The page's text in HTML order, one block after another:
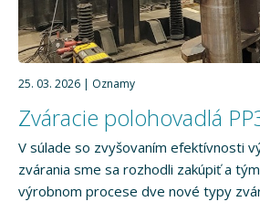
25. 03. 2026 Oznamy
Zváracie polohovadlá
V súlade so zvyšovaním efektívnosti
zvárania sme sa rozhodli zakúpiť a
výrobnom procese dve nové typy